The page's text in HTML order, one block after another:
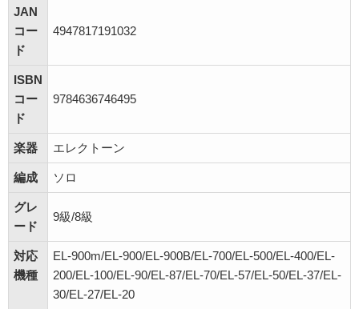
JAN
コー
ド
4947817191032
ISBN
コー
ド
9784636746495
楽器 エレクトーン
編成 ソロ
グレ
ード
9級/8級
対応
機種
EL-900m/EL-900/EL-900B/EL-700/EL-500/EL-400/EL-
200/EL-100/EL-90/EL-87/EL-70/EL-57/EL-50/EL-37/EL-
30/EL-27/EL-20